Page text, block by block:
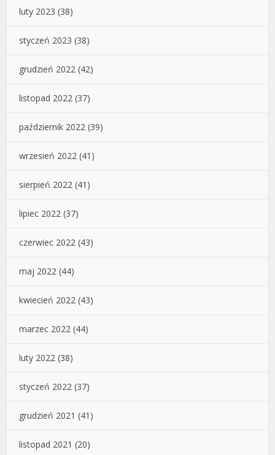
luty 2023 (38)
styczeń 2023 (38)
grudzień 2022 (42)
listopad 2022 (37)
październik 2022 (39)
wrzesień 2022 (41)
sierpień 2022 (41)
lipiec 2022 (37)
czerwiec 2022 (43)
maj 2022 (44)
kwiecień 2022 (43)
marzec 2022 (44)
luty 2022 (38)
styczeń 2022 (37)
grudzień 2021 (41)
listopad 2021 (20)